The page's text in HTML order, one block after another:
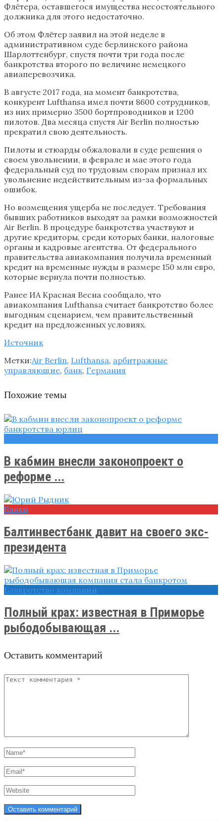
Флётера, оставшегося имущества несостоятельного
должника для этого недостаточно.
Об этом Флётер заявил на этой неделе в
административном суде берлинского района
Шарлоттенбург, спустя почти три года после
банкротства второго по величине немецкого
авиаперевозчика.
В августе 2017 года, на момент банкротства,
конкурент Lufthansa имел почти 8600 сотрудников,
из них примерно 3500 бортпроводников и 1200
пилотов. Два месяца спустя Air Berlin полностью
прекратил свою деятельность.
Пилоты и стюарды обжаловали в суде решения о
своем увольнении, в феврале и мае этого года
федеральный суд по трудовым спорам признал их
увольнение недействительным из-за формальных
ошибок.
Но возмещения ущерба не последует. Требования
бывших работников выходят за рамки возможностей
Air Berlin. В процедуре банкротства участвуют и
другие кредиторы, среди которых банки, налоговые
органы и кадровые агентства. От федерального
правительства авиакомпания получила временный
кредит на временные нужды в размере 150 млн евро,
которые вернула почти полностью.
Ранее ИА Красная Весна сообщало, что
авиакомпания Lufthansa считает банкротство более
выгодным сценарием, чем правительственный
кредит на предложенных условиях.
Источник
Метки:Air Berlin, Lufthansa, арбитражные
управляющие, банк, Германия
Похожие темы
В кабмин внесли законопроект о
реформе ...
Банки
Балтинвестбанк давит на своего экс-
президента
Банкротство компаний
Полный крах: известная в Приморье
рыбодобывающая ...
Оставить комментарий